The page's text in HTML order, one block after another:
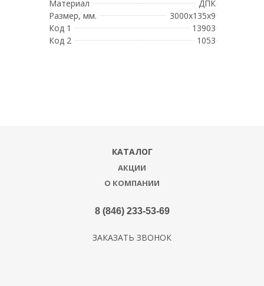
Материал
ДПК
Размер, мм.
3000x135x9
Код 1
13903
Код 2
1053
КАТАЛОГ
АКЦИИ
О КОМПАНИИ
8 (846) 233-53-69
ЗАКАЗАТЬ ЗВОНОК